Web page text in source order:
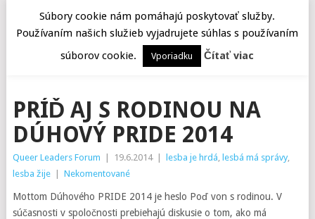
PRÍĎ AJ S RODINOU NA
DÚHOVÝ PRIDE 2014
Queer Leaders Forum 19.6.2014 lesba je hrdá, lesbá má správy,
lesba žije
Nekomentované
Mottom Dúhového PRIDE 2014 je heslo Poď von s rodinou. V
súčasnosti v spoločnosti prebiehajú diskusie o tom, ako má
Súbory cookie nám pomáhajú poskytovať služby.
Používaním našich služieb vyjadrujete súhlas s používaním
súborov cookie.
Vporiadku Čítať viac